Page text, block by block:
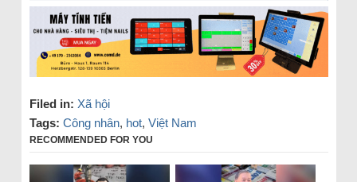
Filed in: Xã hội
Tags: Công nhân, hot, Việt Nam
RECOMMENDED FOR YOU